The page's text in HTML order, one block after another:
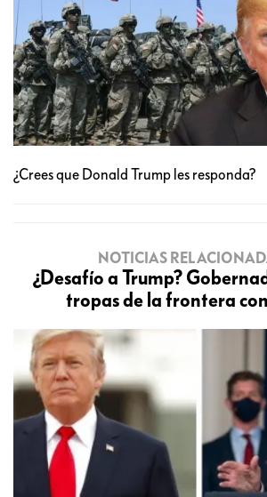
¿Crees que Donald Trump les responda?
NOTICIAS
¿Desafío a Trump?
tropas de la frontera